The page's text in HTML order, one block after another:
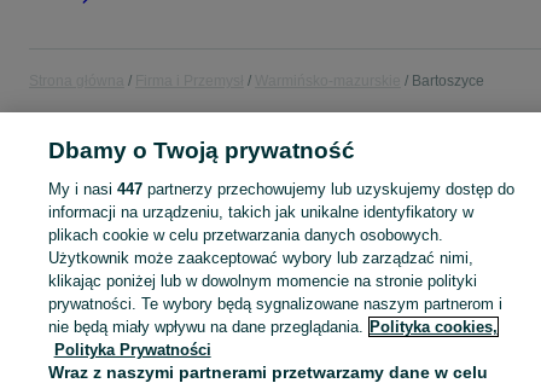
Bartoszyce
FIRMA I PRZEMYSŁ
KATEGORIA
Zobacz
Mapa kategorii
Mapa miejscowości
Dbamy o Twoją prywatność
My i nasi 447partnerzy przechowujemy lub uzyskujemy dostęp do
informacji na urządzeniu, takich jak unikalne identyfikatory w
plikach cookie w celu przetwarzania danych osobowych.
Użytkownik może zaakceptować wybory lub zarządzać nimi,
klikając poniżej lub w dowolnym momencie na stronie polityki
prywatności. Te wybory będą sygnalizowane naszym partnerom i
nie będą miały wpływu na dane przeglądania. Polityka cookies,
Polityka Prywatności
Wraz z naszymi partnerami przetwarzamy dane w celu